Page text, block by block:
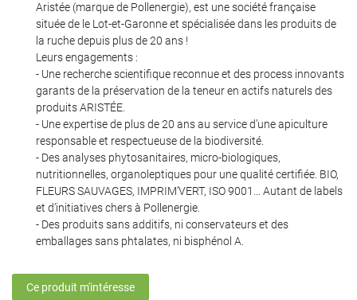
Adresse email de réception
Recopier le code ci-contre
Rafraîchir le captcha
En cochant cette case, vous consentez à recevoir nos propositions commerciales à
l'adresse email indiqué ci-dessus. Vous pouvez vous désinscrire à tout moment en
utilisantle formulaire de désinscription.
Aristée (marque de Pollenergie), est une société française
située de le Lot-et-Garonne et spécialisée dans les produits de
la ruche depuis plus de 20 ans !
Leurs engagements :
- Une recherche scientifique reconnue et des process innovants
garants de la préservation de la teneur en actifs naturels des
produits ARISTÉE.
- Une expertise de plus de 20 ans au service d’une apiculture
responsable et respectueuse de la biodiversité.
- Des analyses phytosanitaires, micro-biologiques,
nutritionnelles, organoleptiques pour une qualité certifiée. BIO,
FLEURS SAUVAGES, IMPRIM’VERT, ISO 9001… Autant de labels
et d’initiatives chers à Pollenergie.
- Des produits sans additifs, ni conservateurs et des
emballages sans phtalates, ni bisphénol A.
Ce produit m'intéresse